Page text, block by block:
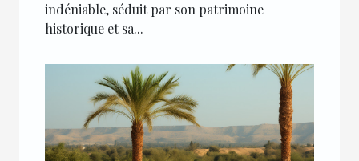
indéniable, séduit par son patrimoine
historique et sa...